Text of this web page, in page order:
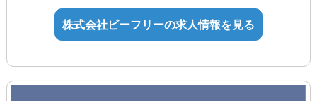
■手当
技能手当・資格手当
年齢制限該当事由：キャリ
ア形成
年齢制限の理由：長期勤続
株式会社ビーフリーの求人情報を見る